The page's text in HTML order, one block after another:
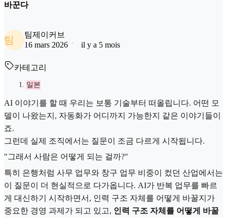
바꾼다
팀
팀제이커브
16 mars 2026
il y a 5 mois
카테고리
일본
AI 이야기를 할 때 우리는 보통 기술부터 떠올립니다. 어떤 모
델이 나왔는지, 자동화가 어디까지 가능한지 같은 이야기들이
죠.
그런데 실제 조직에서는 질문이 조금 다르게 시작됩니다.
"그래서 사람은 어떻게 되는 걸까?"
특히 은행처럼 사무 업무와 창구 업무 비중이 컸던 산업에서는
이 질문이 더 현실적으로 다가옵니다. AI가 반복 업무를 빠르
게 대신하기 시작하면서, 인력 구조 자체를 어떻게 바꿀지가
중요한 경영 과제가 되고 있고, 인력 구조 자체를 어떻게 바꿀